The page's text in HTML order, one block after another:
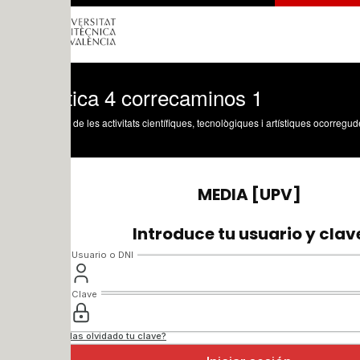
4 correcaminos 1
les activitats científiques, tecnològiques i artístiques ocorregudes en els tres